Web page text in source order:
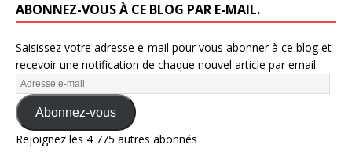
ABONNEZ-VOUS À CE BLOG PAR E-MAIL.
Saisissez votre adresse e-mail pour vous abonner à ce blog et
recevoir une notification de chaque nouvel article par email.
Abonnez-vous
Rejoignez les 4 775 autres abonnés